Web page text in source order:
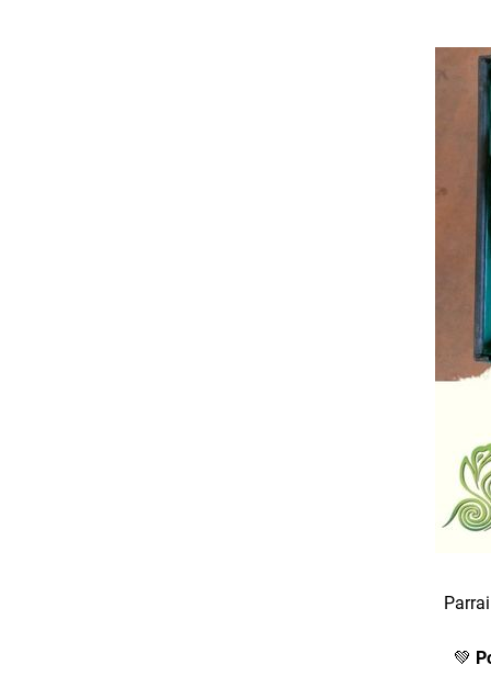
💚